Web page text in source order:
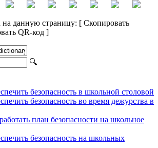
на данную страницу: [ Скопировать
QR-код ]
🔍
безопасность в школьной столовой
безопасность во время дежурства в
план безопасности на школьное
безопасность на школьных